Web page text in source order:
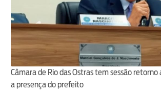
Câmara de Rio das Ostras tem sessão retorno
a presença do prefeito